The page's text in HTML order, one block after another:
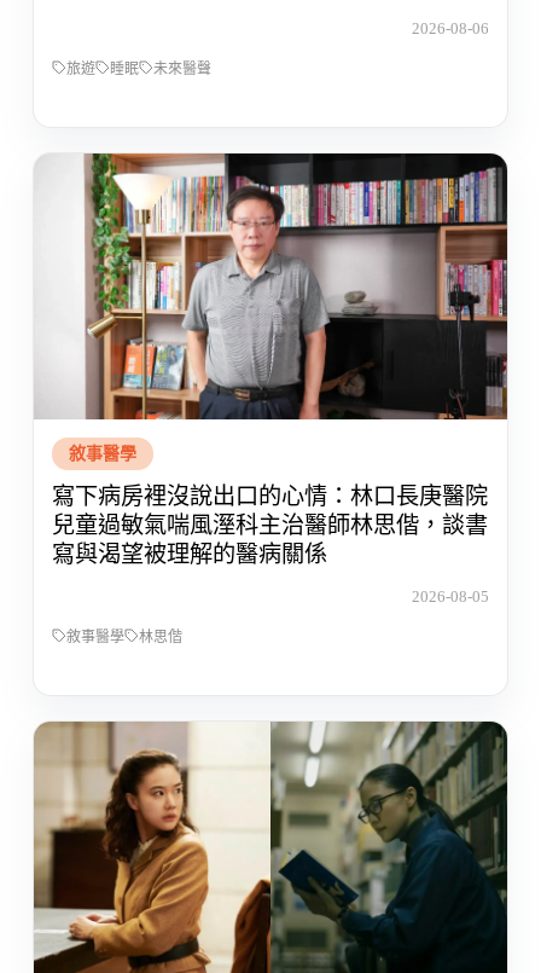
2026-08-06
旅遊 睡眠 未來醫聲
敘事醫學
寫下病房裡沒說出口的心情：林口長庚醫院
兒童過敏氣喘風溼科主治醫師林思偕，談書
寫與渴望被理解的醫病關係
2026-08-05
敘事醫學 林思偕